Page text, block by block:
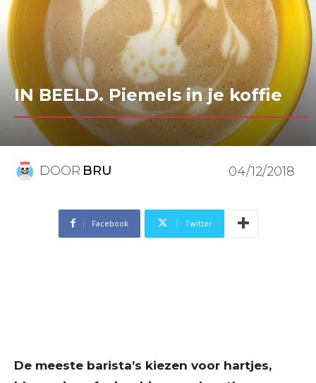
IN BEELD. Piemels in je koffie
DOOR BRU 04/12/2018
Facebook Twitter
De meeste barista’s kiezen voor hartjes,